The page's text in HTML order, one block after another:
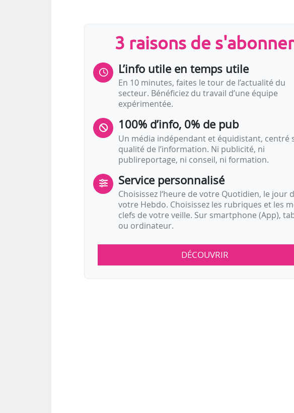
liée à un répertoire spécifique. Le second
3 raisons de
L’info utile en temps utile
En 10 minutes, faites le tour de l’actualité du
secteur. Bénéficiez du travail d’une équipe
expérimentée.
100% d’info, 0% de pub
Un média indépendant et équidistant, centré
qualité de l’information. Ni publicité, ni
publireportage, ni conseil, ni formation.
Service personnalisé
Choisissez l‘heure de votre Quotidien, le jour
votre Hebdo. Choisissez les rubriques et les
clefs de votre veille. Sur smartphone (App),
ou ordinateur.
DÉCOUVRIR